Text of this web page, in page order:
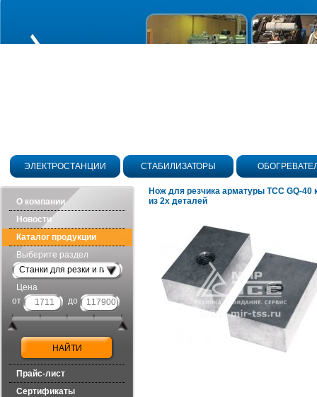
ЭЛЕКТРОСТАНЦИИ СТАБИЛИЗАТОРЫ
О компании
Новости
Каталог продукции
Выберите раздел
Станки для резки и гибки арматуры
Цена
от
до
Прайс-лист
Сертификаты
Нож для резчика арматуры ТСС GQ-40
из 2х деталей